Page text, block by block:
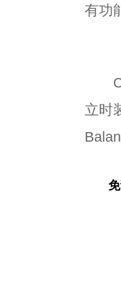
有功
立时